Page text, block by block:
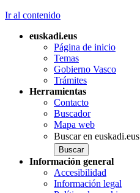
Ir al contenido
euskadi.eus
Página de inicio
Temas
Gobierno Vasco
Trámites
Herramientas
Contacto
Buscador
Mapa web
Buscar en euskadi.eus
Información general
Accesibilidad
Información legal